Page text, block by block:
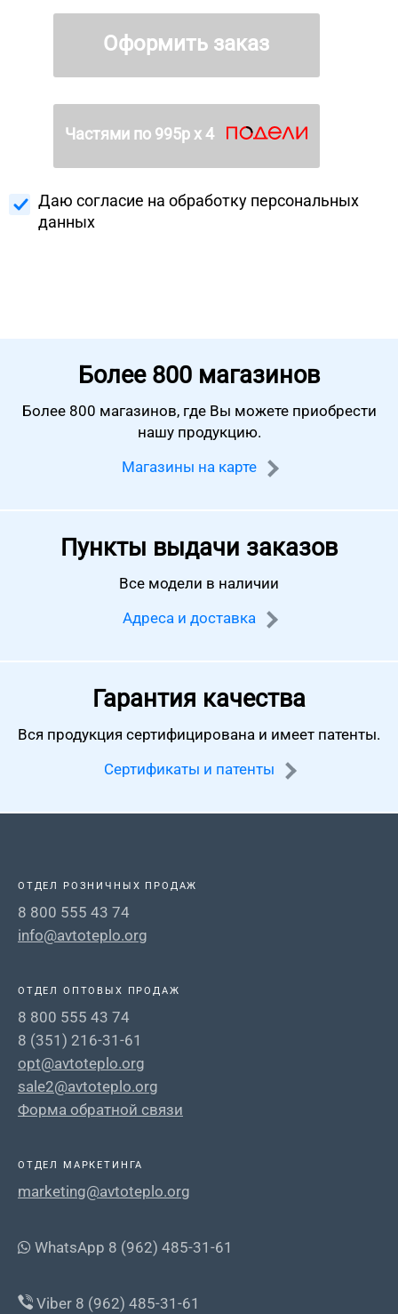
Оформить заказ
Частями по 995р х 4
Даю согласие на обработку персональных
данных
Более 800 магазинов
Более 800 магазинов, где Вы можете приобрести
нашу продукцию.
Магазины на карте
Пункты выдачи заказов
Все модели в наличии
Адреса и доставка
Гарантия качества
Вся продукция сертифицирована и имеет патенты.
Сертификаты и патенты
ОТДЕЛ РОЗНИЧНЫХ ПРОДАЖ
8 800 555 43 74
info@avtoteplo.org
ОТДЕЛ ОПТОВЫХ ПРОДАЖ
8 800 555 43 74
8 (351) 216-31-61
opt@avtoteplo.org
sale2@avtoteplo.org
Форма обратной связи
ОТДЕЛ МАРКЕТИНГА
marketing@avtoteplo.org
WhatsApp 8 (962) 485-31-61
Viber 8 (962) 485-31-61